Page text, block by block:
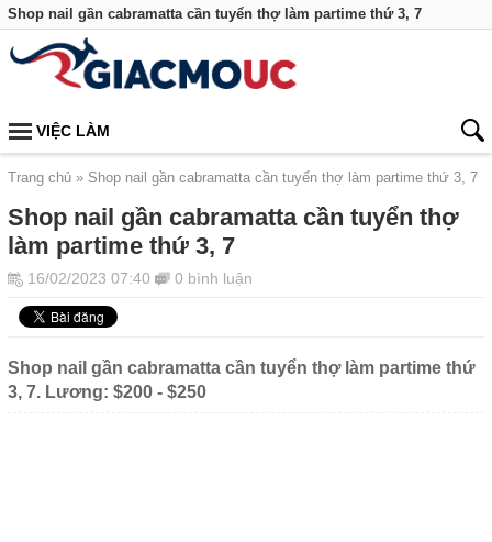
Shop nail gần cabramatta cần tuyển thợ làm partime thứ 3, 7
VIỆC LÀM
Trang chủ Shop nail gần cabramatta cần tuyển thợ làm partime thứ 3, 7
Shop nail gần cabramatta cần tuyển thợ
làm partime thứ 3, 7
16/02/2023 07:40 0 bình luận
Shop nail gần cabramatta cần tuyển thợ làm partime thứ
3, 7. Lương: $200 - $250